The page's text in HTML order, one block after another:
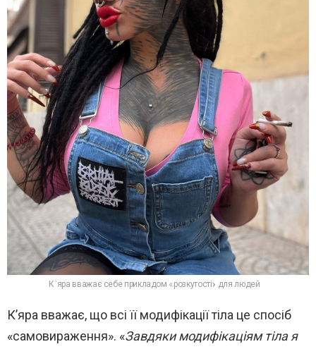
К’яра вважає себе прикладом «розкутості» для людей
К’яра вважає, що всі її модифікації тіла це спосіб
«самовираження». «Завдяки модифікаціям тіла я